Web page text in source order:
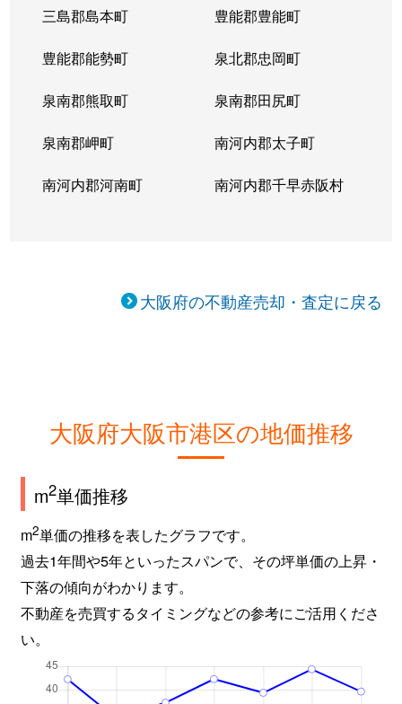
三島郡島本町 豊能郡豊能町
豊能郡能勢町 泉北郡忠岡町
泉南郡熊取町 泉南郡田尻町
泉南郡岬町 南河内郡太子町
南河内郡河南町 南河内郡千早赤阪村
大阪府の不動産売却・査定に戻る
大阪府大阪市港区の地価推移
m2単価推移
m2単価の推移を表したグラフです。
過去1年間や5年といったスパンで、その坪単価の上昇・
下落の傾向がわかります。
不動産を売買するタイミングなどの参考にご活用くださ
い。